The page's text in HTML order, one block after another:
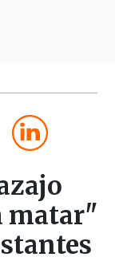
matar"